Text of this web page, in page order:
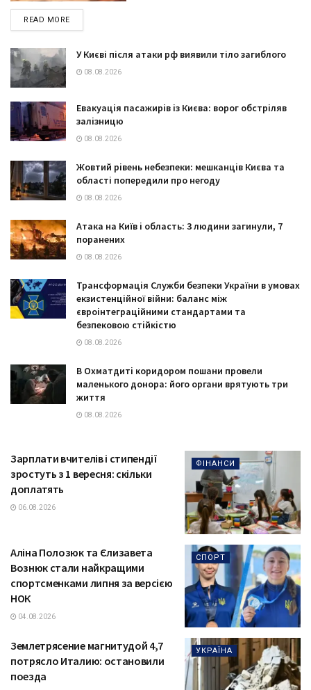
READ MOREDETAILS
У Києві після атаки рф виявили тіло загиблого
08.08.2026
Евакуація пасажирів із Києва: ворог обстріляв
залізницю
08.08.2026
Жовтий рівень небезпеки: мешканців Києва та
області попередили про негоду
08.08.2026
Атака на Київ і область: 3 людини загинули, 7
поранених
08.08.2026
Трансформація Служби безпеки України в умовах
екзистенційної війни: баланс між
євроінтеграційними стандартами та
безпековою стійкістю
08.08.2026
В Охматдиті коридором пошани провели
маленького донора: його органи врятують три
життя
08.08.2026
ФІНАНСИ
Зарплати вчителів і стипендії
зростуть з 1 вересня: скільки
доплатять
06.08.2026
СПОРТ
Аліна Полозюк та Єлизавета
Вознюк стали найкращими
спортсменками липня за версією
НОК
04.08.2026
УКРАЇНА
Землетрясение магнитудой 4,7
потрясло Италию: остановили
поезда